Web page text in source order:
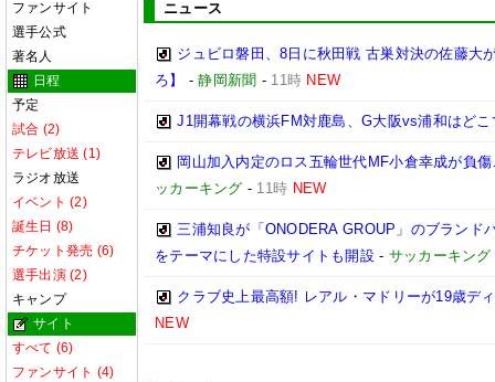
ファンサイト
選手公式
著名人
日程
予定
試合 (2)
テレビ放送 (1)
ラジオ放送
イベント (2)
誕生日 (8)
チケット発売 (6)
選手出演 (2)
キャンプ
サイト
すべて (6)
ファンサイト (4)
ニュース
ジュビロ磐田、8日に秋田戦 古巣対決の佐藤大
ろ】
-静岡新聞 - 11時 NEW
J1開幕戦の横浜FM対鹿島、G大阪vs浦和はど
岡山加入内定のロス五輪世代MF小倉幸成が負
ッカーキング - 11時 NEW
三浦知良が「ONODERA GROUP」のブランド
をテーマにした特設サイトも開設 - サッカーキング
クラブ史上最高額! レアル・マドリーが19歳デ
NEW